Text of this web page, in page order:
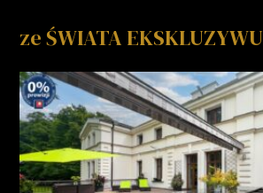
ze ŚWIATA EKSKLUZYWU